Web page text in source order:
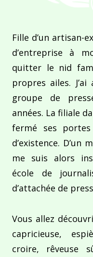
Fille d’un artisan-
d’entreprise à
quitter le nid
propres ailes.
groupe de
années. La filiale
fermé ses
d’existence. D’un
me suis alors
école de
d’attachée de
Vous allez
capricieuse,
croire, rêveuse